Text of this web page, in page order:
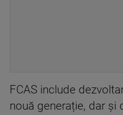
FCAS include
nouă generație, dar și